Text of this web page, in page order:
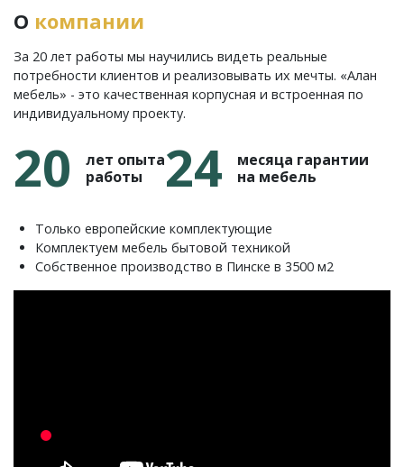
О компании
За 20 лет работы мы научились видеть реальные
потребности клиентов и реализовывать их мечты. «Алан
мебель» - это качественная корпусная и встроенная по
индивидуальному проекту.
20
лет опыта
работы
24
месяца гарантии
на мебель
Только европейские комплектующие
Комплектуем мебель бытовой техникой
Собственное производство в Пинске в 3500 м2